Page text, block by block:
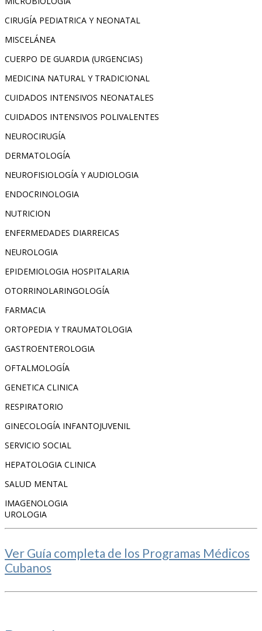
CIRUGÍA PEDIATRICA Y NEONATAL
MISCELÁNEA
CUERPO DE GUARDIA (URGENCIAS)
MEDICINA NATURAL Y TRADICIONAL
CUIDADOS INTENSIVOS NEONATALES
CUIDADOS INTENSIVOS POLIVALENTES
NEUROCIRUGÍA
DERMATOLOGÍA
NEUROFISIOLOGÍA Y AUDIOLOGIA
ENDOCRINOLOGIA
NUTRICION
ENFERMEDADES DIARREICAS
NEUROLOGIA
EPIDEMIOLOGIA HOSPITALARIA
OTORRINOLARINGOLOGÍA
FARMACIA
ORTOPEDIA Y TRAUMATOLOGIA
GASTROENTEROLOGIA
OFTALMOLOGÍA
GENETICA CLINICA
RESPIRATORIO
GINECOLOGÍA INFANTOJUVENIL
SERVICIO SOCIAL
HEPATOLOGIA CLINICA
SALUD MENTAL
IMAGENOLOGIA
UROLOGIA
Ver Guía completa de los Programas Médicos
Cubanos